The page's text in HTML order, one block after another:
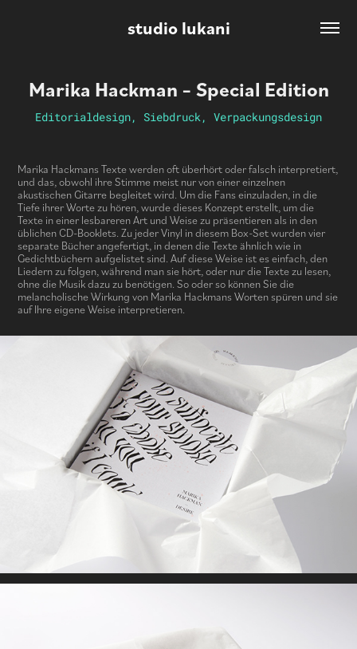
studio lukani
Marika Hackman – Special Edition
Editorialdesign, Siebdruck, Verpackungsdesign
Marika Hackmans Texte werden oft überhört oder falsch interpretiert,
und das, obwohl ihre Stimme meist nur von einer einzelnen
akustischen Gitarre begleitet wird. Um die Fans einzuladen, in die
Tiefe ihrer Worte zu hören, wurde dieses Konzept erstellt, um die
Texte in einer lesbareren Art und Weise zu präsentieren als in den
üblichen CD-Booklets. Zu jeder Vinyl in diesem Box-Set wurden vier
separate Bücher angefertigt, in denen die Texte ähnlich wie in
Gedichtbüchern aufgelistet sind. Auf diese Weise ist es einfach, den
Liedern zu folgen, während man sie hört, oder nur die Texte zu lesen,
ohne die Musik dazu zu benötigen. So oder so können Sie die
melancholische Wirkung von Marika Hackmans Worten spüren und sie
auf Ihre eigene Weise interpretieren.